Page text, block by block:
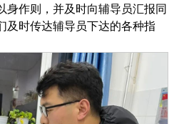
身作则，并及时向辅导员汇报同
及时传达辅导员下达的各种指